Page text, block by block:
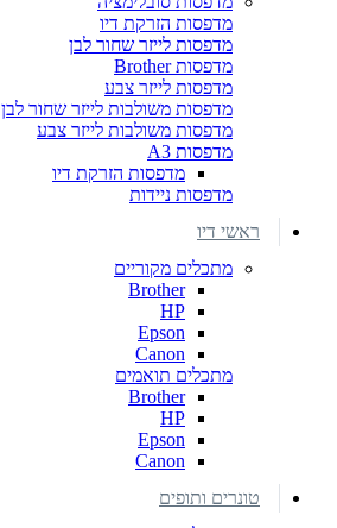
מדפסות הזרקת דיו
מדפסות לייזר שחור לבן
מדפסות Brother
מדפסות לייזר צבע
מדפסות משולבות לייזר שחור לבן
מדפסות משולבות לייזר צבע
מדפסות A3
מדפסות הזרקת דיו
מדפסות ניידות
ראשי דיו
מתכלים מקוריים
Brother
HP
Epson
Canon
מתכלים תואמים
Brother
HP
Epson
Canon
טונרים ותופים